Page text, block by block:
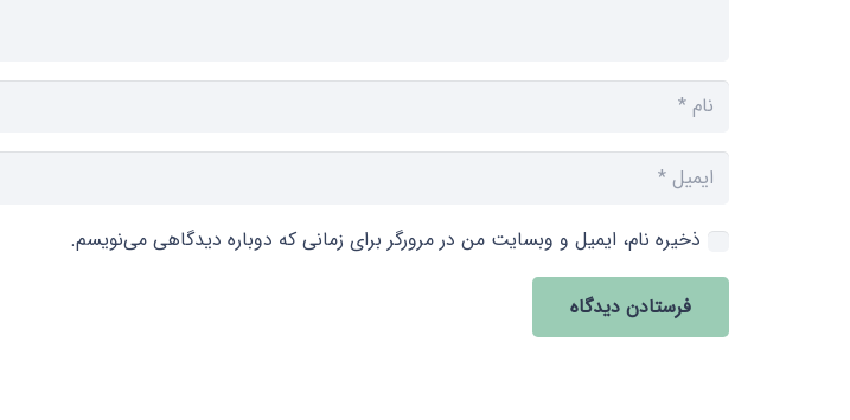
ذخیره نام، ایمیل و وبسایت من در مرورگر برای زمانی که دوباره دیدگاهی می‌نویسم.
فرستادن دیدگاه